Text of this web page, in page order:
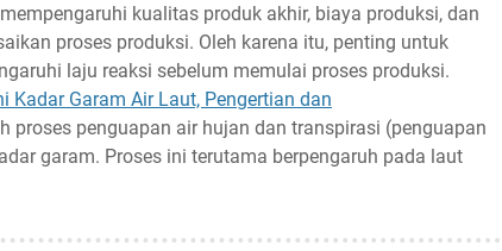
kualitas produk akhir, biaya produksi, dan
proses produksi. Oleh karena itu, penting untuk
laju reaksi sebelum memulai proses produksi.
Kadar Garam Air Laut, Pengertian dan
proses penguapan air hujan dan transpirasi (penguapan
garam. Proses ini terutama berpengaruh pada laut